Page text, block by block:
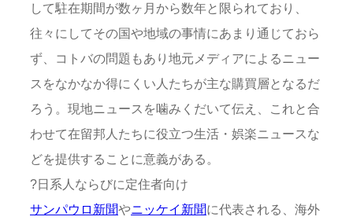
して駐在期間が数ヶ月から数年と限られており、
往々にしてその国や地域の事情にあまり通じておら
ず、コトバの問題もあり地元メディアによるニュー
スをなかなか得にくい人たちが主な購買層となるだ
ろう。現地ニュースを噛みくだいて伝え、これと合
わせて在留邦人たちに役立つ生活・娯楽ニュースな
どを提供することに意義がある。
?日系人ならびに定住者向け
サンパウロ新聞やニッケイ新聞に代表される、海外